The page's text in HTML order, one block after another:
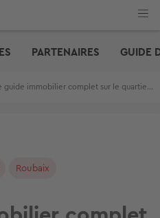
PARTENAIRES GUIDE
immobilier complet sur le quartier de l'Épeule à Roubaix
Roubaix